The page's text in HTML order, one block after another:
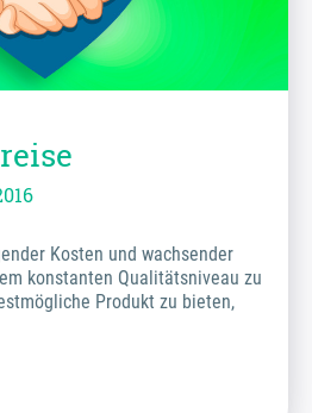
Kosten und wachsender
konstanten Qualitätsniveau zu
Produkt zu bieten,